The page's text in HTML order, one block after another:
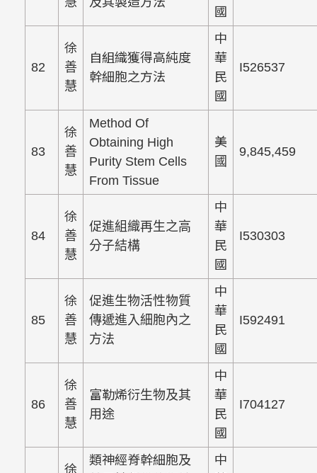
國
82
徐
善
慧
自組織獲得高純度
幹細胞之方法
中
華
民
國
I526537
83
徐
善
慧
Method Of
Obtaining High
Purity Stem Cells
From Tissue
美
國
9,845,459
84
徐
善
慧
促進組織再生之高
分子結構
中
華
民
國
I530303
85
徐
善
慧
促進生物活性物質
傳遞進入細胞內之
方法
中
華
民
國
I592491
86
徐
善
慧
富勒烯衍生物及其
用途
中
華
民
國
I704127
徐
類神經脊幹細胞及
中